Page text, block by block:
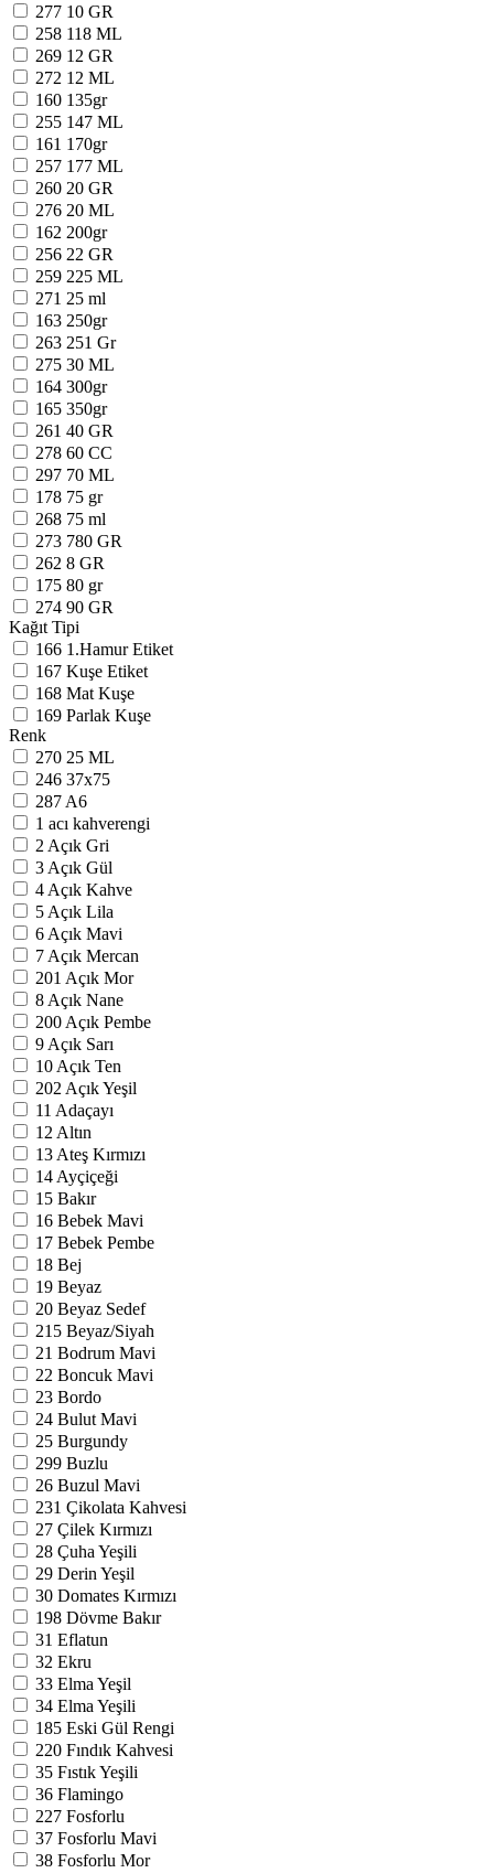
277 10 GR
258 118 ML
269 12 GR
272 12 ML
160 135gr
255 147 ML
161 170gr
257 177 ML
260 20 GR
276 20 ML
162 200gr
256 22 GR
259 225 ML
271 25 ml
163 250gr
263 251 Gr
275 30 ML
164 300gr
165 350gr
261 40 GR
278 60 CC
297 70 ML
178 75 gr
268 75 ml
273 780 GR
262 8 GR
175 80 gr
274 90 GR
Kağıt Tipi
166 1.Hamur Etiket
167 Kuşe Etiket
168 Mat Kuşe
169 Parlak Kuşe
Renk
270 25 ML
246 37x75
287 A6
1 acı kahverengi
2 Açık Gri
3 Açık Gül
4 Açık Kahve
5 Açık Lila
6 Açık Mavi
7 Açık Mercan
201 Açık Mor
8 Açık Nane
200 Açık Pembe
9 Açık Sarı
10 Açık Ten
202 Açık Yeşil
11 Adaçayı
12 Altın
13 Ateş Kırmızı
14 Ayçiçeği
15 Bakır
16 Bebek Mavi
17 Bebek Pembe
18 Bej
19 Beyaz
20 Beyaz Sedef
215 Beyaz/Siyah
21 Bodrum Mavi
22 Boncuk Mavi
23 Bordo
24 Bulut Mavi
25 Burgundy
299 Buzlu
26 Buzul Mavi
231 Çikolata Kahvesi
27 Çilek Kırmızı
28 Çuha Yeşili
29 Derin Yeşil
30 Domates Kırmızı
198 Dövme Bakır
31 Eflatun
32 Ekru
33 Elma Yeşil
34 Elma Yeşili
185 Eski Gül Rengi
220 Fındık Kahvesi
35 Fıstık Yeşili
36 Flamingo
227 Fosforlu
37 Fosforlu Mavi
38 Fosforlu Mor